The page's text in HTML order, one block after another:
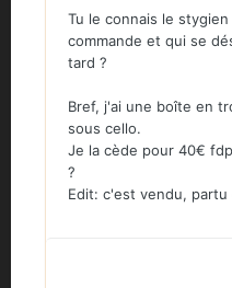
Tu le connais le
commande et qui se
tard ?
Bref, j'ai une boîte en
sous cello.
Je la cède pour 40€
?
Edit: c'est vendu,